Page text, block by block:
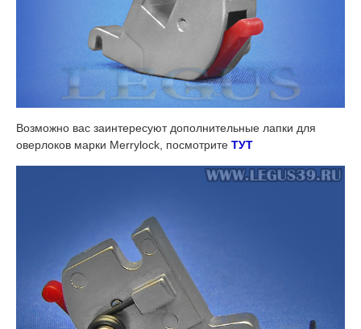
Возможно вас заинтересуют дополнительные лапки для
оверлоков марки Merrylock, посмотрите ТУТ